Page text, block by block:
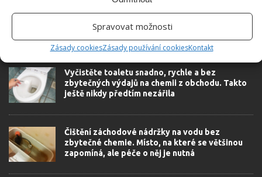
Spravovat možnosti
Zásady cookiesZásady používání cookiesKontakt
SOUVISEJÍCÍ ČLÁNKY
Vyčistěte toaletu snadno, rychle a bez
zbytečných výdajů na chemii z obchodu. Takto
ještě nikdy předtím nezářila
Čištění záchodové nádržky na vodu bez
zbytečné chemie. Místo, na které se většinou
zapomíná, ale péče o něj je nutná